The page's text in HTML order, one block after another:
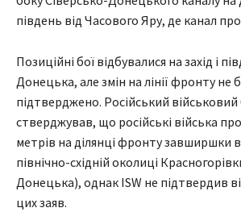
південь від Часового Яру, де канал
Позиційні бої відбувалися на захід і
Донецька, але змін на лінії фронту не
підтверджено. Російський військовий
стверджував, що російські війська
метрів на ділянці фронту завширшки
північно-східній околиці
Донецька), однак ISW не підтвердив
цих заяв.